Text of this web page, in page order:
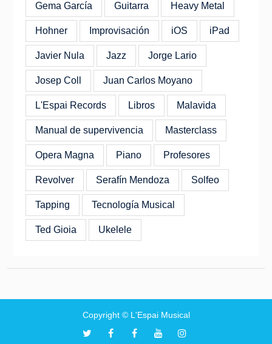
Gema García Guitarra Heavy Metal
Hohner Improvisación iOS iPad
Javier Nula Jazz Jorge Lario
Josep Coll Juan Carlos Moyano
L'Espai Records Libros Malavida
Manual de supervivencia Masterclass
Opera Magna Piano Profesores
Revolver Serafín Mendoza Solfeo
Tapping Tecnología Musical
Ted Gioia Ukelele
Copyright © L'Espai Musical